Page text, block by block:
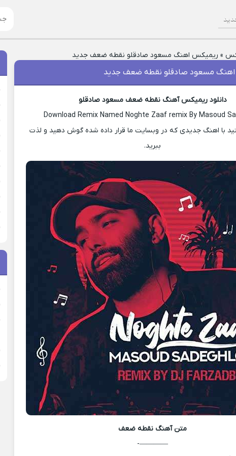
» ریمیکس اهنگ مسعود صادقلو نقطه ضعف جدید
مسعود صادقلو نقطه ضعف جدید
دانلود ریمیکس آهنگ نقطه ضعف مسعود صادقلو
Download Remix Named Noghte Zaaf remix By Masoud
با اهنگ جدیدی که در وبسایت ما قرار داده شده گوش دهید و لذت
ببرید.
متن آهنگ نقطه ضعف
————-